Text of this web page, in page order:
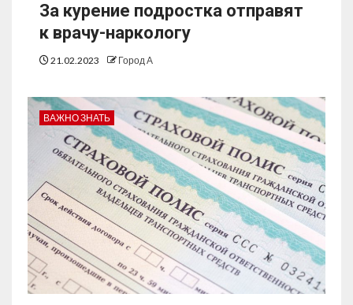
За курение подростка отправят
к врачу-наркологу
21.02.2023 Город А
ВАЖНО ЗНАТЬ